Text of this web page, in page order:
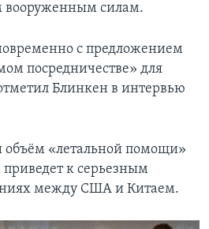
вооруженным силам.
с предложением
посредничестве» для
Блинкен в интервью
объём «летальной помощи»
к серьезным
между США и Китаем.